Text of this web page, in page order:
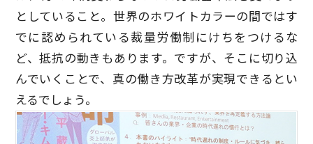
としていること。世界のホワイトカラーの間ではす
でに認められている裁量労働制にけちをつけるな
ど、抵抗の動きもあります。ですが、そこに切り込
んでいくことで、真の働き方改革が実現できるとい
えるでしょう。